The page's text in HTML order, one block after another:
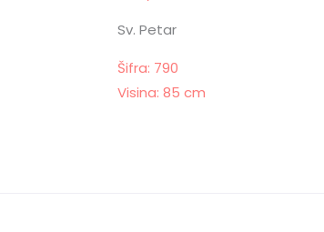
Sv. Petar
Šifra: 790
Visina: 85 cm